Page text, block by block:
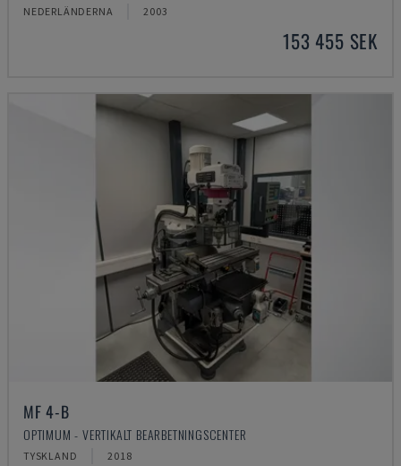
NEDERLÄNDERNA 2003
153 455 SEK
MF 4-B
OPTIMUM - VERTIKALT BEARBETNINGSCENTER
TYSKLAND 2018